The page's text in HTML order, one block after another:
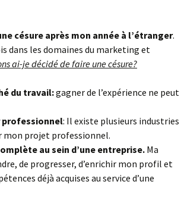
césure après mon année à l’étranger.
dans les domaines du marketing et
ai-je décidé de faire une césure?
du travail:gagner de l’expérience ne peut
professionnel: Il existe plusieurs industries
mon projet professionnel.
au sein d’une entreprise. Ma
de progresser, d’enrichir mon profil et
déjà acquises au service d’une